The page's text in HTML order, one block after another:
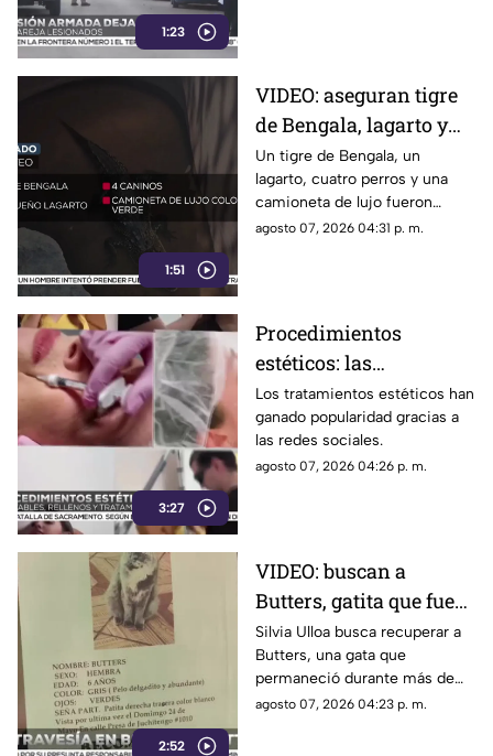
1:23
1:51
VIDEO: aseguran tigre
de Bengala, lagarto y
perros exóticos durante
cateo en Ciudad Juárez
Un tigre de Bengala, un
lagarto, cuatro perros y una
camioneta de lujo fueron
asegurados durante un
agosto 07, 2026 04:31 p. m.
3:27
Procedimientos
estéticos: las
recomendaciones antes
de aplicar rellenos o
láser
Los tratamientos estéticos han
ganado popularidad gracias a
las redes sociales.
agosto 07, 2026 04:26 p. m.
2:52
VIDEO: buscan a
Butters, gatita que fue
dada en adopción tras
desaparecer en Ciudad
Juárez
Silvia Ulloa busca recuperar a
Butters, una gata que
permaneció durante más de
cinco años con su familia
agosto 07, 2026 04:23 p. m.